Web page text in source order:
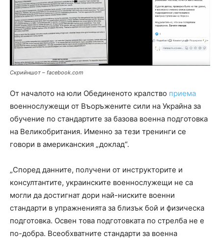
Скрийншот – facebook.com
От началото на юли Обединеното кралство приема
военнослужещи от Въоръжените сили на Украйна за
обучение по стандартите за базова военна подготовка
на Великобритания. Именно за тези тренинги се
говори в американския „доклад“.
„Според данните, получени от инструкторите и
консултантите, украинските военнослужещи не са
могли да достигнат дори най-ниските военни
стандарти в упражненията за близък бой и физическа
подготовка. Освен това подготовката по стрелба не е
по-добра. Всеобхватните стандарти за военна